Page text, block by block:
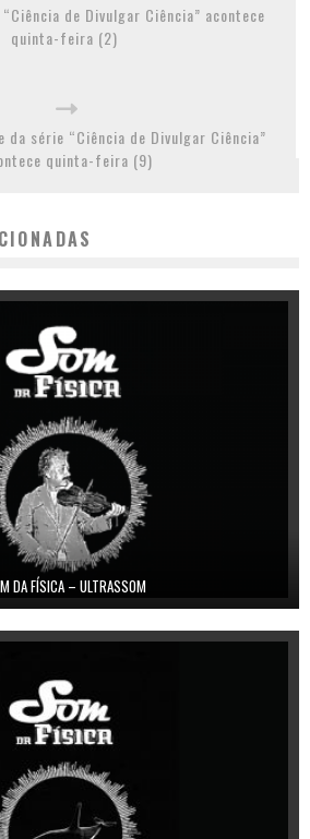
de Divulgar Ciência” acontece
quinta-feira (2)
da série “Ciência de Divulgar Ciência”
quinta-feira (9)
DA FÍSICA – ULTRASSOM